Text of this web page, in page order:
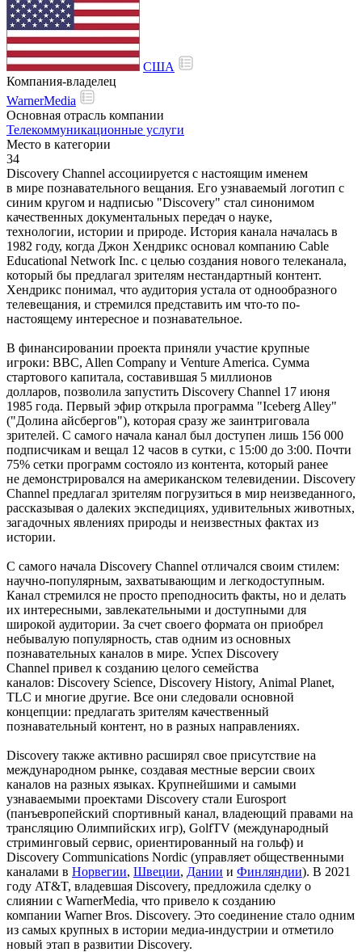
США
Компания-владелец
WarnerMedia
Основная отрасль компании
Телекоммуникационные услуги
Место в категории
34
Discovery Channel ассоциируется с настоящим именем
в мире познавательного вещания. Его узнаваемый логотип с
синим кругом и надписью "Discovery" стал синонимом
качественных документальных передач о науке,
технологии, истории и природе. История канала началась в
1982 году, когда Джон Хендрикс основал компанию Cable
Educational Network Inc. с целью создания нового телеканала,
который бы предлагал зрителям нестандартный контент.
Хендрикс понимал, что аудитория устала от однообразного
телевещания, и стремился представить им что-то по-
настоящему интересное и познавательное.
В финансировании проекта приняли участие крупные
игроки: BBC, Allen Company и Venture America. Сумма
стартового капитала, составившая 5 миллионов
долларов, позволила запустить Discovery Channel 17 июня
1985 года. Первый эфир открыла программа "Iceberg Alley"
("Долина айсбергов"), которая сразу же заинтриговала
зрителей. С самого начала канал был доступен лишь 156 000
подписчикам и вещал 12 часов в сутки, с 15:00 до 3:00. Почти
75% сетки программ состояло из контента, который ранее
не демонстрировался на американском телевидении. Discovery
Channel предлагал зрителям погрузиться в мир неизведанного,
рассказывая о далеких экспедициях, удивительных животных,
загадочных явлениях природы и неизвестных фактах из
истории.
С самого начала Discovery Channel отличался своим стилем:
научно-популярным, захватывающим и легкодоступным.
Канал стремился не просто преподносить факты, но и делать
их интересными, завлекательными и доступными для
широкой аудитории. За счет своего формата он приобрел
небывалую популярность, став одним из основных
познавательных каналов в мире. Успех Discovery
Channel привел к созданию целого семейства
каналов: Discovery Science, Discovery History, Animal Planet,
TLC и многие другие. Все они следовали основной
концепции: предлагать зрителям качественный
познавательный контент, но в разных направлениях.
Discovery также активно расширял свое присутствие на
международном рынке, создавая местные версии своих
каналов на разных языках. Крупнейшими и самыми
узнаваемыми проектами Discovery стали Eurosport
(панъевропейский спортивный канал, владеющий правами на
трансляцию Олимпийских игр), GolfTV (международный
стриминговый сервис, ориентированный на гольф) и
Discovery Communications Nordic (управляет общественными
каналами в Норвегии, Швеции, Дании и Финляндии). В 2021
году AT&T, владевшая Discovery, предложила сделку о
слиянии с WarnerMedia, что привело к созданию
компании Warner Bros. Discovery. Это соединение стало одним
из самых крупных в истории медиа-индустрии и отметило
новый этап в развитии Discovery.